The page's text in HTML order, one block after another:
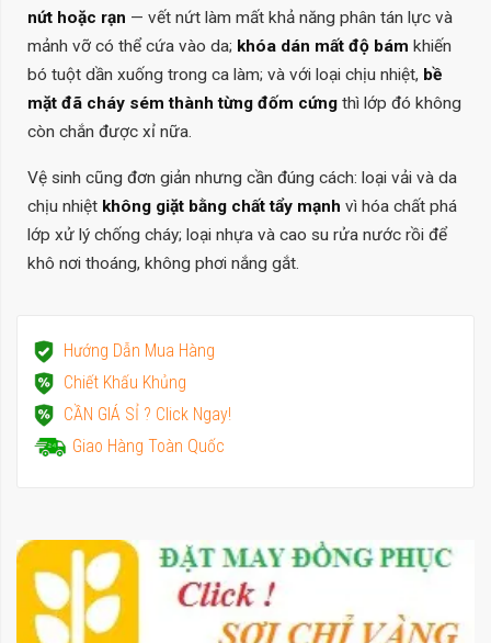
nứt hoặc rạn — vết nứt làm mất khả năng phân tán lực và
mảnh vỡ có thể cứa vào da; khóa dán mất độ bám khiến
bó tuột dần xuống trong ca làm; và với loại chịu nhiệt, bề
mặt đã cháy sém thành từng đốm cứng thì lớp đó không
còn chắn được xỉ nữa.
Vệ sinh cũng đơn giản nhưng cần đúng cách: loại vải và da
chịu nhiệt không giặt bằng chất tẩy mạnh vì hóa chất phá
lớp xử lý chống cháy; loại nhựa và cao su rửa nước rồi để
khô nơi thoáng, không phơi nắng gắt.
Hướng Dẫn Mua Hàng
Chiết Khấu Khủng
CẦN GIÁ SỈ ? Click Ngay!
Giao Hàng Toàn Quốc